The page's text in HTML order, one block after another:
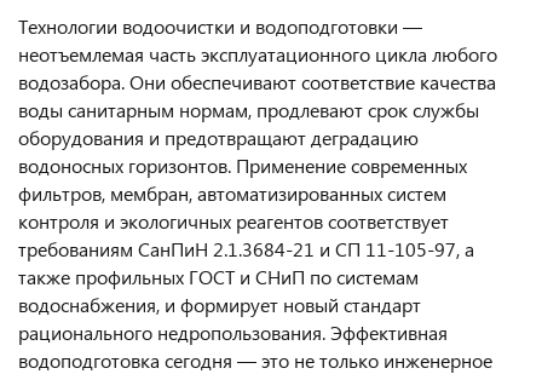
Технологии водоочистки и водоподготовки —
неотъемлемая часть эксплуатационного цикла любого
водозабора. Они обеспечивают соответствие качества
воды санитарным нормам, продлевают срок службы
оборудования и предотвращают деградацию
водоносных горизонтов. Применение современных
фильтров, мембран, автоматизированных систем
контроля и экологичных реагентов соответствует
требованиям СанПиН 2.1.3684-21 и СП 11-105-97, а
также профильных ГОСТ и СНиП по системам
водоснабжения, и формирует новый стандарт
рационального недропользования. Эффективная
водоподготовка сегодня — это не только инженерное